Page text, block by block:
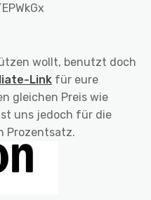
wollt, benutzt doch
Link für eure
gleichen Preis wie
uns jedoch für die
Prozentsatz.